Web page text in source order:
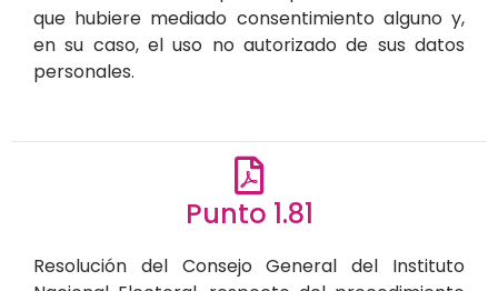
que hubiere mediado consentimiento alguno y,
en su caso, el uso no autorizado de sus datos
personales.
Punto 1.81
Resolución del Consejo General del Instituto